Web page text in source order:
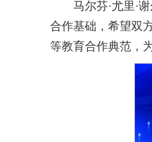
马尔芬·尤里·
合作基础，希望双
等教育合作典范，